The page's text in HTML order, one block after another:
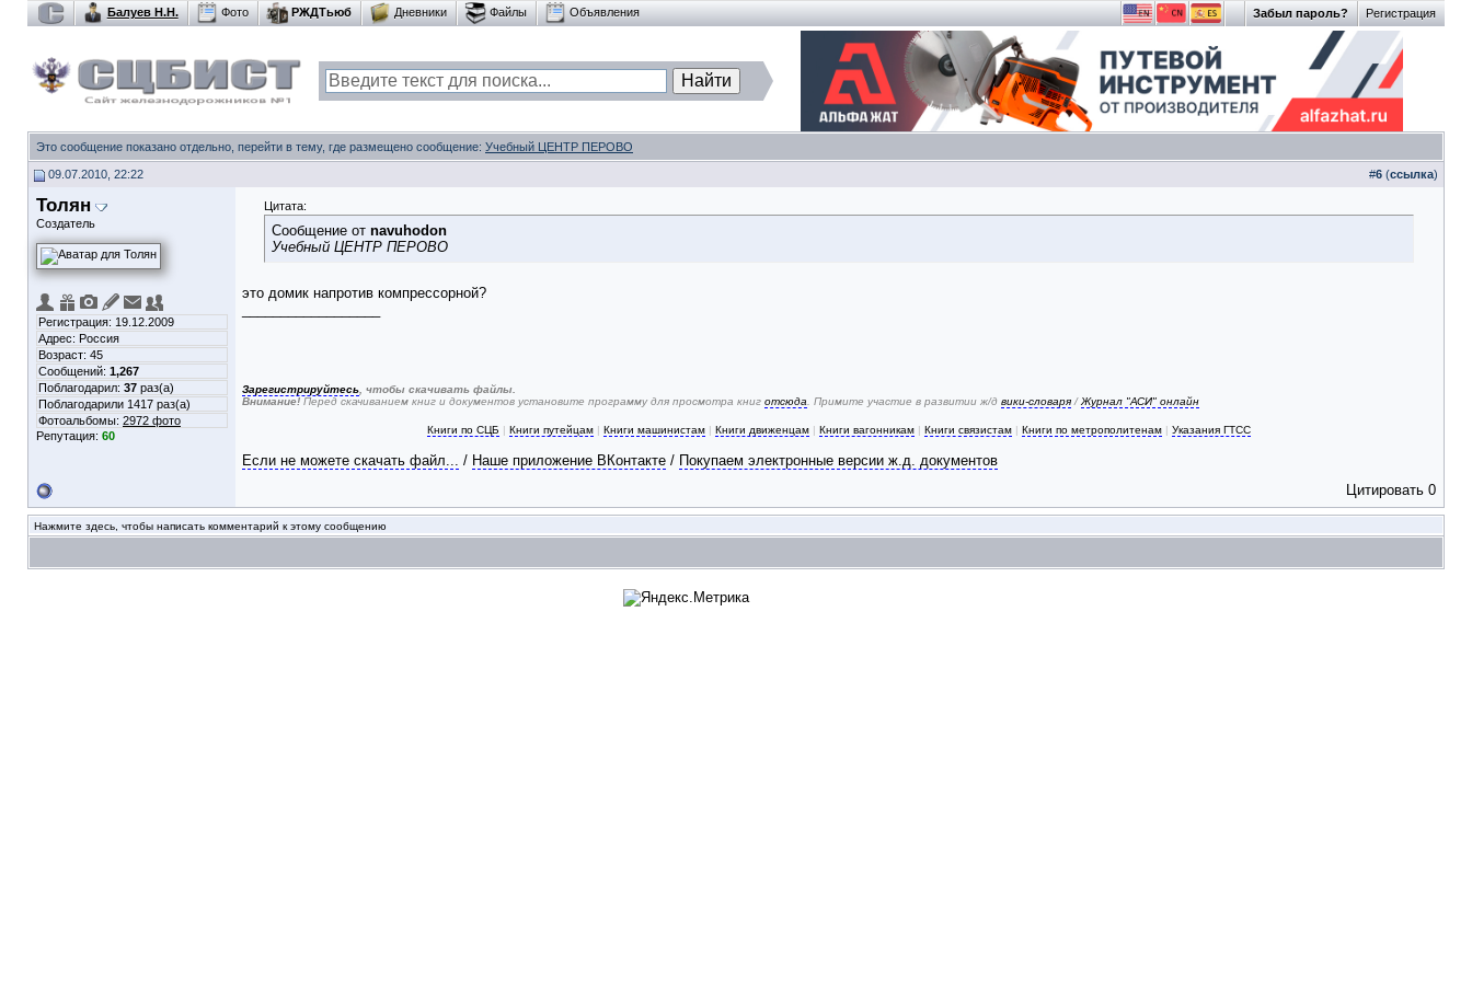
Регистрация
Забыл пароль?
Балуев Н.Н. Фото РЖДТьюб Дневники Файлы Объявления
Это сообщение показано отдельно, перейти в тему, где размещено сообщение: Учебный ЦЕНТР ПЕРОВО
09.07.2010, 22:22 #6 (ссылка)
Толян
Создатель
Регистрация: 19.12.2009
Адрес: Россия
Возраст: 45
Сообщений: 1,267
Поблагодарил: 37 раз(а)
Поблагодарили 1417 раз(а)
Фотоальбомы: 2972 фото
Репутация: 60
Цитата:
Сообщение от navuhodon
Учебный ЦЕНТР ПЕРОВО
это домик напротив компрессорной?
Зарегистрируйтесь , чтобы скачивать файлы.
Внимание! Перед скачиванием книг и документов установите программу для просмотра книг отсюда . Примите участие в развитии ж/д вики-словаря /Журнал "АСИ" онлайн
Книги по СЦБ | Книги путейцам | Книги машинистам | Книги движенцам | Книги вагонникам | Книги связистам | Книги по метрополитенам | Указания ГТСС
Если не можете скачать файл... / Наше приложение ВКонтакте / Покупаем электронные версии ж.д. документов
Цитировать 0
Нажмите здесь, чтобы написать комментарий к этому сообщению